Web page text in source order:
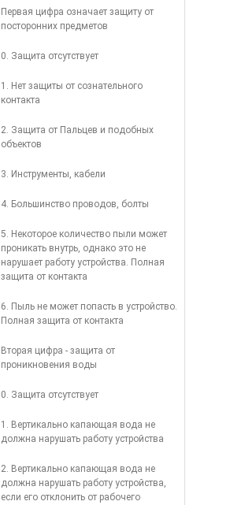
Первая цифра означает защиту от
посторонних предметов
0. Защита отсутствует
1. Нет защиты от сознательного
контакта
2. Защита от Пальцев и подобных
объектов
3. Инструменты, кабели
4. Большинство проводов, болты
5. Некоторое количество пыли может
проникать внутрь, однако это не
нарушает работу устройства. Полная
защита от контакта
6. Пыль не может попасть в устройство.
Полная защита от контакта
Вторая цифра - защита от
проникновения воды
0. Защита отсутствует
1. Вертикально капающая вода не
должна нарушать работу устройства
2. Вертикально капающая вода не
должна нарушать работу устройства,
если его отклонить от рабочего